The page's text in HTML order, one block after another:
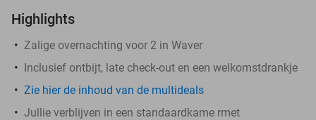
Highlights
Zalige overnachting voor 2 in Waver
Inclusief ontbijt, late check-out en een welkomstdrankje
Zie hier de inhoud van de multideals
Jullie verblijven in een standaardkame rmet